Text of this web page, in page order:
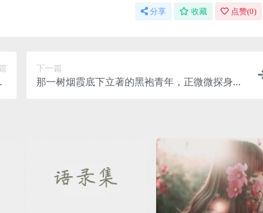
分享 收藏 点赞(0)
下一篇
那一树烟霞底下立著的黑袍青年，正微微探身，